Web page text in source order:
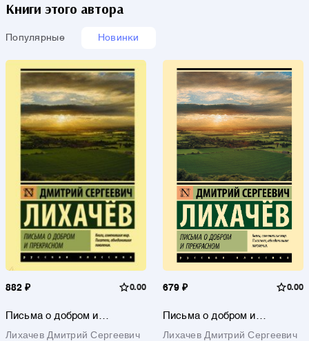
Книги этого автора
Популярные Новинки
882 ₽ 0.00
Письма о добром и
Лихачев Дмитрий Сергеевич
679 ₽ 0.00
Письма о добром и
Лихачев Дмитрий Сергеевич